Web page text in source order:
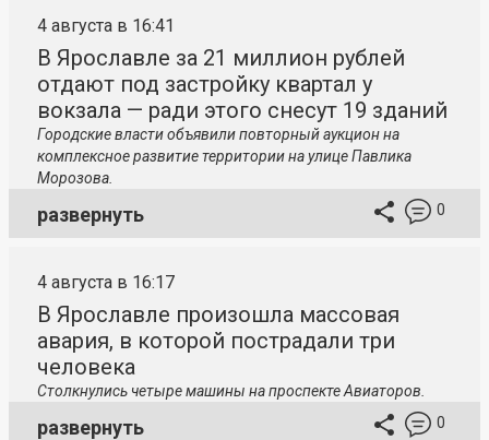
4 августа в 16:41
В Ярославле за 21 миллион рублей
отдают под застройку квартал у
вокзала — ради этого снесут 19 зданий
Городские власти объявили повторный аукцион на
комплексное развитие территории на улице Павлика
Морозова.
развернуть 0
4 августа в 16:17
В Ярославле произошла массовая
авария, в которой пострадали три
человека
Столкнулись четыре машины на проспекте Авиаторов.
развернуть 0